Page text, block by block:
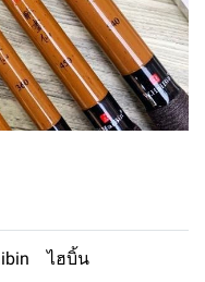
ไฮบิ้น